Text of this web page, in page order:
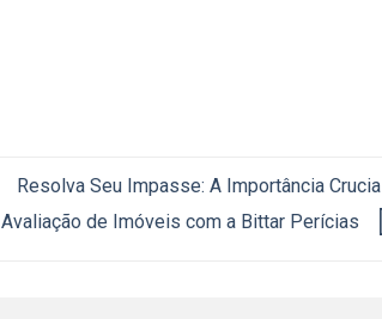
Resolva Seu Impasse: A Importância
Avaliação de Imóveis com a Bittar Perícias